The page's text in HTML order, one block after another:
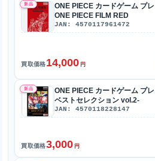
新品
ONE PIECE カードゲーム プ
ONE PIECE FILM RED
JAN: 4570117961472
買取価格14,000 円
新品
ONE PIECE カードゲーム プ
ベストセレクション vol.2-
JAN: 4570118228147
買取価格3,000 円